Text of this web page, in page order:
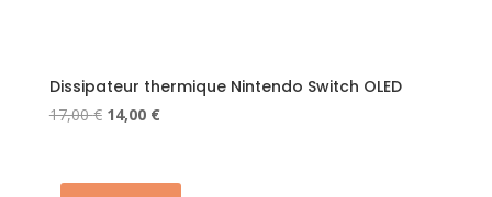
Dissipateur thermique Nintendo Switch OLED
17,00€ Le
était :
14,00 €Le
est :